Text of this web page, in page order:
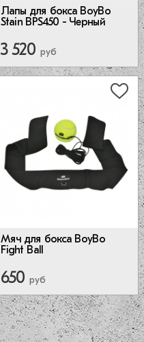
Лапы для бокса BoyBo
Stain BPS450 - Черный
3 520 руб
Мяч для бокса BoyBo
Fight Ball
650 руб